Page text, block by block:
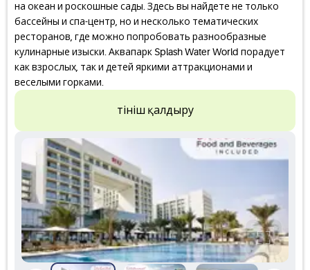
на океан и роскошные сады. Здесь вы найдете не только
бассейны и спа-центр, но и несколько тематических
ресторанов, где можно попробовать разнообразные
кулинарные изыски. Аквапарк Splash Water World порадует
как взрослых, так и детей яркими аттракционами и
веселыми горками.
Өтініш қалдыру